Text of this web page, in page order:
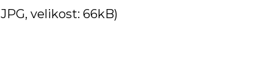
JPG, velikost: 66kB)